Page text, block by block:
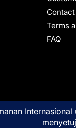
Terms
FAQ
Moerahnie.com